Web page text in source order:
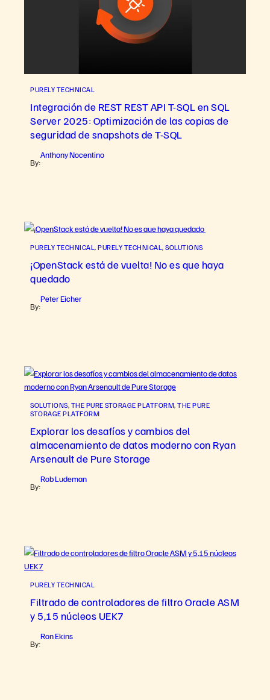
PURELY TECHNICAL
Integración de REST REST API T-SQL en SQL
Server 2025: Optimización de las copias de
seguridad de snapshots de T-SQL
By:
Anthony Nocentino
PURELY TECHNICAL, PURELY TECHNICAL, SOLUTIONS
¡OpenStack está de vuelta! No es que haya
quedado
By:
Peter Eicher
SOLUTIONS, THE PURE STORAGE PLATFORM, THE PURE
STORAGE PLATFORM
Explorar los desafíos y cambios del
almacenamiento de datos moderno con Ryan
Arsenault de Pure Storage
By:
Rob Ludeman
PURELY TECHNICAL
Filtrado de controladores de filtro Oracle ASM
y 5,15 núcleos UEK7
By:
Ron Ekins